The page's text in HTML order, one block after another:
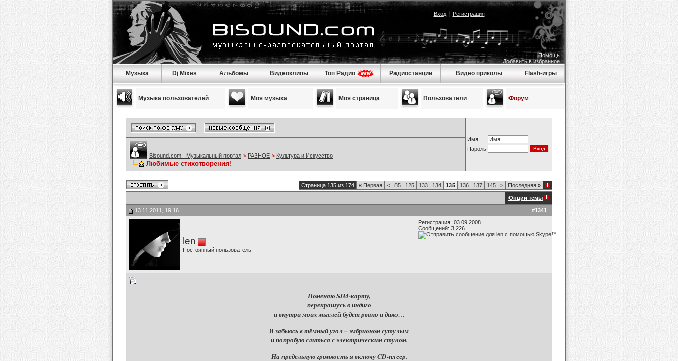
Вход| Регистрация
Помощь
Добавить в избранное
Музыка Dj Mixes Альбомы Видеоклипы Топ Радио Радиостанции Видео приколы Flash-игры
Музыка пользователей Моя музыка Моя страница Пользователи Форум
Имя
Пароль
Bisound.com - Музыкальный портал > РАЗНОЕ > Культура и Искусство
Любимые стихотворения!
Страница 135 из 174 « Первая < 85 125 133 134 135 136 137 145 > Последняя »
Опции темы
#1341
13.11.2011, 19:16
len
Постоянный пользователь
Регистрация: 03.09.2008
Сообщений: 3,226
Поменяю SIM-карту,
перекрашусь в индиго
и внутри моих мыслей будет рвано и дико…
Я забьюсь в тёмный угол – эмбрионом сутулым
и попробую слиться с электрическим стулом.
На предельную громкость я включу CD-плеер.